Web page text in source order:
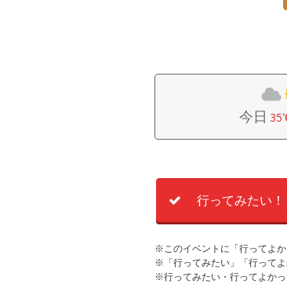
今日
行ってみたい！
※このイベントに「行ってよ
※「行ってみたい」「行って
※行ってみたい・行ってよか